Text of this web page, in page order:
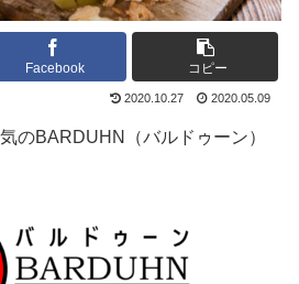
Facebook コピー
2020.10.27 2020.05.09
のBARDUHN（バルドゥーン）